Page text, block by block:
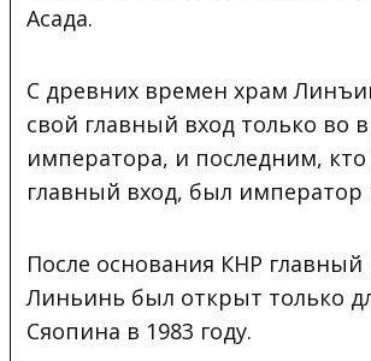
Асада.
С древних времен храм
свой главный вход только во
императора, и последним, кто
главный вход, был император
После основания КНР главный
Линьинь был открыт только
Сяопина в 1983 году.